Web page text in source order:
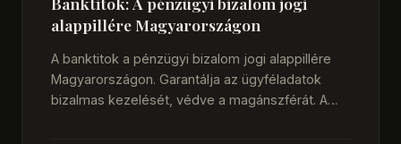
alappillére Magyarországon
A banktitok a pénzügyi bizalom jogi alappillére
Magyarországon. Garantálja az ügyféladatok
bizalmas kezelését, védve a magánszférát. A